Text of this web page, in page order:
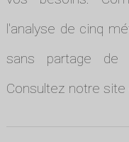
l'analyse de cinq
sans partage de
Consultez notre site